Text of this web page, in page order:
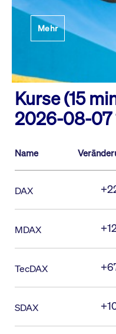
Mehr
Kurse (15
2026-08-07
Name
DAX
MDAX
TecDAX
SDAX